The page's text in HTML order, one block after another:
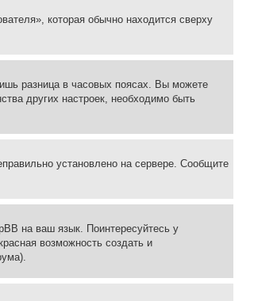
которая обычно находится сверху
разница в часовых поясах. Вы можете
других настроек, необходимо быть
установлено на сервере. Сообщите
на ваш язык. Поинтересуйтесь у
возможность создать и